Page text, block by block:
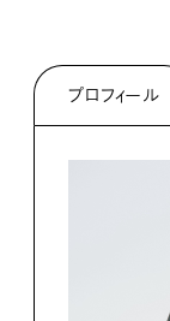
プロフィール